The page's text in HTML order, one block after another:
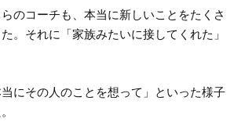
のコーチも、本当に新しいことをたくさ
。それに「家族みたいに接してくれた」
当にその人のことを想って」といった様子